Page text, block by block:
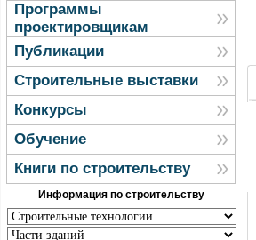
Программы
проектировщикам
Публикации
Строительные выставки
Конкурсы
Обучение
Книги по строительству
Информация по строительству